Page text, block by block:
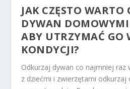
JAK CZĘSTO WARTO
DYWAN
ABY UTRZYMAĆ GO
KONDYCJI?
Odkurzaj dywan co najmniej raz
z dziećmi i zwierzętami odkurzaj